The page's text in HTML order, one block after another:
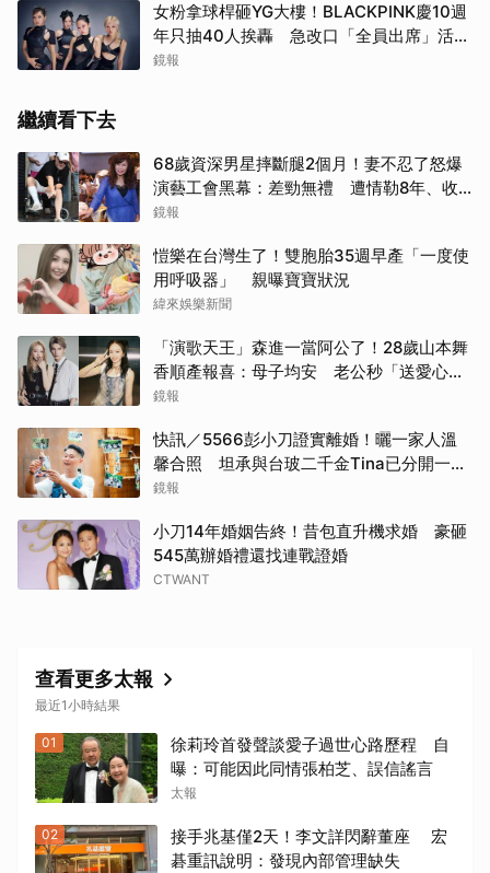
女粉拿球桿砸YG大樓！BLACKPINK慶10週
年只抽40人挨轟 急改口「全員出席」活動
場地曝光了
鏡報
繼續看下去
68歲資深男星摔斷腿2個月！妻不忍了怒爆
演藝工會黑幕：差勁無禮 遭情勒8年、收
二手探病禮
鏡報
愷樂在台灣生了！雙胞胎35週早產「一度使
用呼吸器」 親曝寶寶狀況
緯來娛樂新聞
「演歌天王」森進一當阿公了！28歲山本舞
香順產報喜：母子均安 老公秒「送愛心」
閃炸
鏡報
快訊／5566彭小刀證實離婚！曬一家人溫
馨合照 坦承與台玻二千金Tina已分開一段
時間
鏡報
小刀14年婚姻告終！昔包直升機求婚 豪砸
545萬辦婚禮還找連戰證婚
CTWANT
查看更多太報
最近1小時結果
01
徐莉玲首發聲談愛子過世心路歷程 自
曝：可能因此同情張柏芝、誤信謠言
太報
02
接手兆基僅2天！李文詳閃辭董座 宏
碁重訊說明：發現內部管理缺失